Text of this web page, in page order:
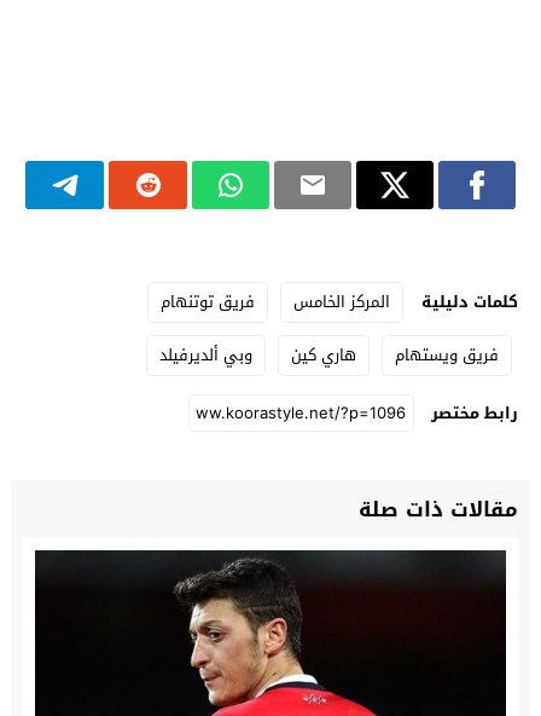
كلمات دليلية المركز الخامس
فريق توتنهام
فريق ويستهام
هاري كين
وبي ألديرفيلد
رابط مختصر
مقالات ذات صلة